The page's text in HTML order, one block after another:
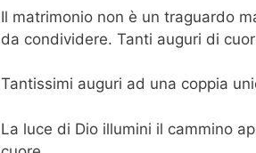
Il matrimonio non è un traguardo
da condividere. Tanti auguri di
Tantissimi auguri ad una coppia
La luce di Dio illumini il cammino